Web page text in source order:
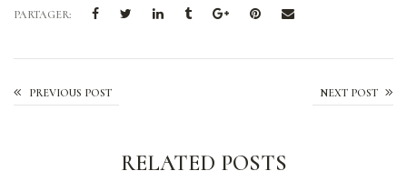
PARTAGER:
PREVIOUS POST NEXT POST
Velouté de courgette
RELATED POSTS